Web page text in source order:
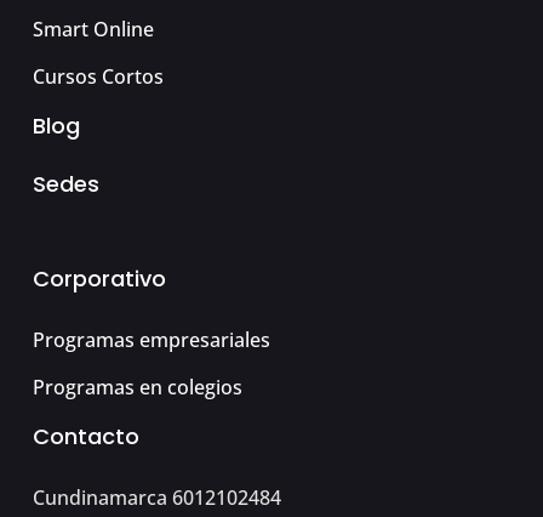
Smart Online
Cursos Cortos
Blog
Sedes
Corporativo
Programas empresariales
Programas en colegios
Contacto
Cundinamarca 6012102484